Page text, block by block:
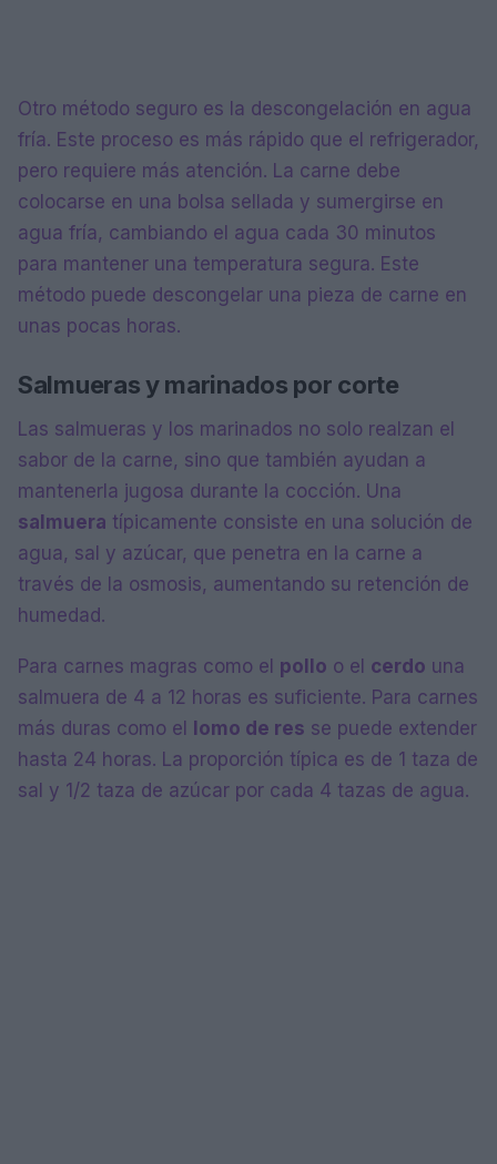
Otro método seguro es la descongelación en agua
fría. Este proceso es más rápido que el refrigerador,
pero requiere más atención. La carne debe
colocarse en una bolsa sellada y sumergirse en
agua fría, cambiando el agua cada 30 minutos
para mantener una temperatura segura. Este
método puede descongelar una pieza de carne en
unas pocas horas.
Salmueras y marinados por corte
Las salmueras y los marinados no solo realzan el
sabor de la carne, sino que también ayudan a
mantenerla jugosa durante la cocción. Una
salmuera típicamente consiste en una solución de
agua, sal y azúcar, que penetra en la carne a
través de la osmosis, aumentando su retención de
humedad.
Para carnes magras como el pollo o el cerdo una
salmuera de 4 a 12 horas es suficiente. Para carnes
más duras como el
lomo de res se puede extender
hasta 24 horas. La proporción típica es de 1 taza de
sal y 1/2 taza de azúcar por cada 4 tazas de agua.